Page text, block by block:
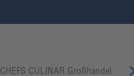
CHEFS CULINAR Großhandel